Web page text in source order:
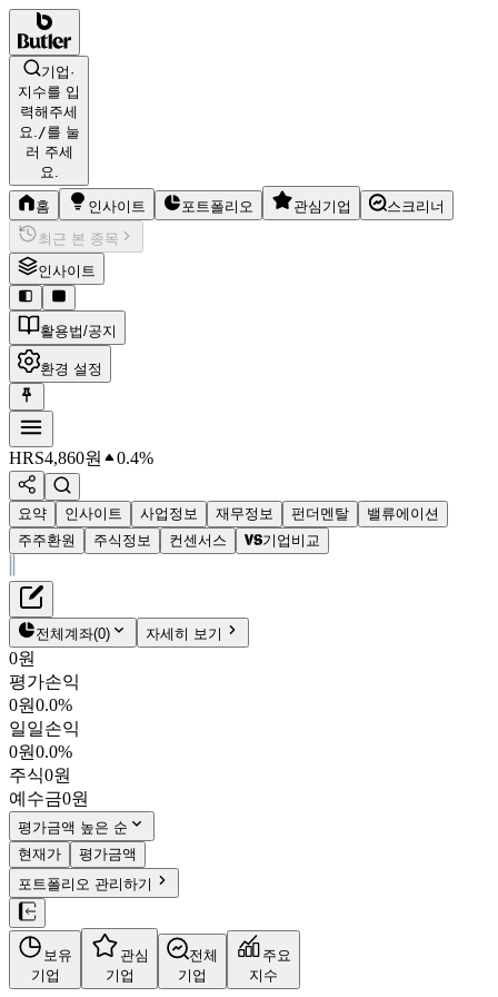
기업·
지수를 입
력해주세
요./를 눌
러 주세
요.
홈 인사이트 포트폴리오 관심기업
스크리너
최근 본 종목
인사이트
활용법/공지
환경 설정
HRS4,860원 0.4%
요약 인사이트 사업정보 재무정보 펀더멘탈
밸류에이션
주주환원
주식정보 컨센서스 기업비교
HRS
4,860원
036640
KOSDAQ
시가총액
PBR0.61
PER5.97
fPER4.97
배당수익률6.17%
자사주비율2.28%
결산월12월
4분기누적
10년
5년
주재무제표
재무정보
펀더멘탈
밸류에이션
주주환원
컨센서스
주식정보
전체계좌(0) 자세히 보기
0원
평가손익
0원0.0%
일일손익
0원0.0%
주식0원
예수금0원
평가금액 높은 순
현재가
평가금액
포트폴리오 관리하기
보유
기업
관심
기업
전체
기업
주요
지수